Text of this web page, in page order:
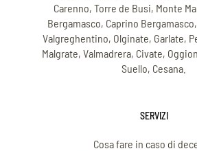
Carenno, Torre de Busi, Monte
Bergamasco, Caprino
Valgreghentino, Olginate, Garlate,
Malgrate, Valmadrera, Civate,
Suello, Cesana.
SERVIZI
Cosa fare in caso di